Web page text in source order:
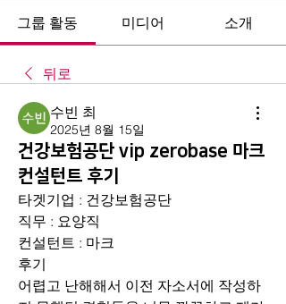
그룹 활동 미디어 소개
뒤로
수빈 최
2025년 8월 15일
건강보험공단 vip zerobase 마크
컨설턴트 후기
타겟기업 : 건강보험공단
직무 : 요양직
컨설턴트 : 마크
후기
어렵고 난해해서 이전 자소서에 작성하